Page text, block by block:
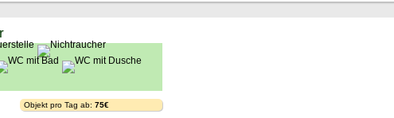
Objekt pro Tag ab: 75€